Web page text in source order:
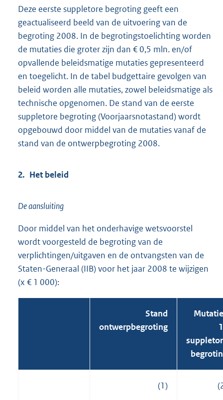
Deze eerste suppletore begroting geeft een
geactualiseerd beeld van de uitvoering van de
begroting 2008. In de begrotingstoelichting worden
de mutaties die groter zijn dan € 0,5 mln. en/of
opvallende beleidsmatige mutaties gepresenteerd
en toegelicht. In de tabel budgettaire gevolgen van
beleid worden alle mutaties, zowel beleidsmatige als
technische opgenomen. De stand van de eerste
suppletore begroting (Voorjaarsnotastand) wordt
opgebouwd door middel van de mutaties vanaf de
stand van de ontwerpbegroting 2008.
2. Het beleid
De aansluiting
Door middel van het onderhavige wetsvoorstel
wordt voorgesteld de begroting van de
verplichtingen/uitgaven en de ontvangsten van de
Staten-Generaal (IIB) voor het jaar 2008 te wijzigen
(x € 1 000):
Stand
ontwerpbegroting
(1)